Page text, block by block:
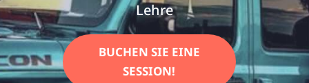
Lehre
BUCHEN SIE EINE
SESSION!